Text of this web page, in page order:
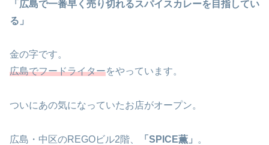
「広島で一番早く売り切れるスパイスカレーを目指してい
る」
金の字です。
広島でフードライターをやっています。
ついにあの気になっていたお店がオープン。
広島・中区のREGOビル2階、 「SPICE薫」 。